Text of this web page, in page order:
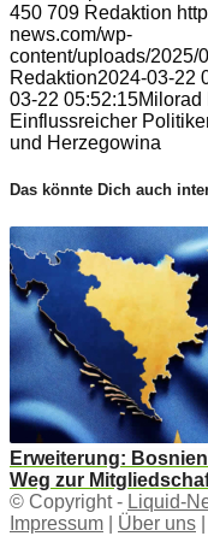
450 709 Redaktion
news.com/wp-
content/uploads/2025/
Redaktion2024-03-22
03-22 05:52:15Milorad
Einflussreicher
und Herzegowina
Das könnte Dich auch
Erweiterung:
Weg zur
© Copyright - Liquid-
Impressum
Über uns